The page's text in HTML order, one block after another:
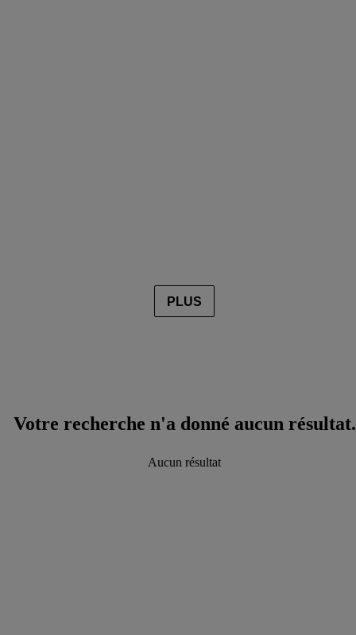
PLUS
Votre recherche n'a donné aucun résultat.
Aucun résultat